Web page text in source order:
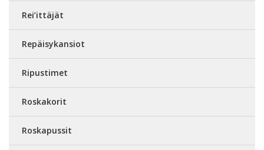
Rei’ittäjät
Repäisykansiot
Ripustimet
Roskakorit
Roskapussit